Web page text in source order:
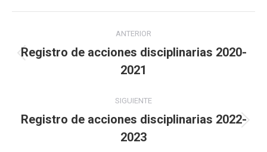
entre
publicaciones
ANTERIOR
Publicación
anterior:
Registro de acciones disciplinarias 2020-
2021
SIGUIENTE
Publicación
siguiente:
Registro de acciones disciplinarias 2022-
2023